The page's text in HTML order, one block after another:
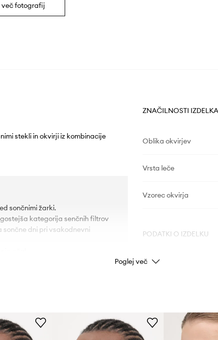
več fotografij
stekli in okvirji iz kombinacije
sončnimi žarki.
kategorija senčnih filtrov
dni pri vsakodnevni
ZNAČILNOSTI IZDELKA
Oblika okvirjev
Vrsta leče
Vzorec okvirja
PODATKI O IZDELKU
Koda izdelka
Barva
Poglej več